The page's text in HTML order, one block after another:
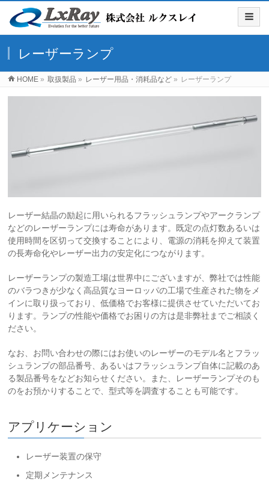
レーザーランプ
HOME » 取扱製品 » レーザー用品・消耗品など » レーザーランプ
レーザー結晶の励起に用いられるフラッシュランプやアークランプ
などのレーザーランプには寿命があります。既定の点灯数あるいは
使用時間を区切って交換することにより、電源の消耗を抑えて装置
の長寿命化やレーザー出力の安定化につながります。
レーザーランプの製造工場は世界中にございますが、弊社では性能
のバラつきが少なく高品質なヨーロッパの工場で生産された物をメ
インに取り扱っており、低価格でお客様に提供させていただいてお
ります。ランプの性能や価格でお困りの方は是非弊社までご相談く
ださい。
なお、お問い合わせの際にはお使いのレーザーのモデル名とフラッ
シュランプの部品番号、あるいはフラッシュランプ自体に記載のあ
る製品番号をなどお知らせください。また、レーザーランプそのも
のをお預かりすることで、型式等を調査することも可能です。
アプリケーション
レーザー装置の保守
定期メンテナンス